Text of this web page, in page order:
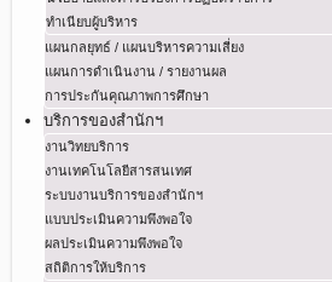
ทำเนียบผู้บริหาร
แผนกลยุทธ์ / แผนบริหารความเสี่ยง
แผนการดำเนินงาน / รายงานผล
การประกันคุณภาพการศึกษา
บริการของสำนักฯ
งานวิทยบริการ
งานเทคโนโลยีสารสนเทศ
ระบบงานบริการของสำนักฯ
แบบประเมินความพึงพอใจ
ผลประเมินความพึงพอใจ
สถิติการให้บริการ